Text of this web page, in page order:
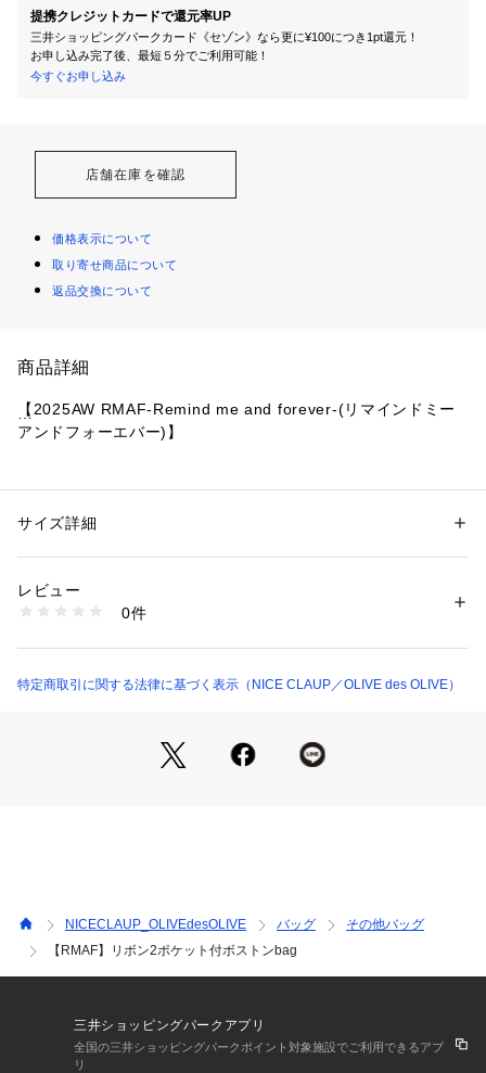
提携クレジットカードで還元率UP
三井ショッピングパークカード《セゾン》なら更に¥100につき1pt還元！
お申し込み完了後、最短５分でご利用可能！
今すぐお申し込み
店舗在庫を確認
価格表示について
取り寄せ商品について
返品交換について
商品詳細
【2025AW RMAF-Remind me and forever-(リマインドミー
アンドフォーエバー)】
＜ お気に入り追加がおすすめ ＞
・「?お気に入りブランドに追加」で新商品・再入荷・セール
などお得な情報を受け取ることができます。
また、ご覧いただいているモニター画面や、お使いのブラウザ
性別：レディース
素材：合成皮革
商品番号：
5052120220 （ショップ）
サイズ詳細
レビュー
0件
特定商取引に関する法律に基づく表示（NICE CLAUP／OLIVE des OLIVE）
NICECLAUP_OLIVEdesOLIVE バッグ
その他バッグ
【RMAF】リボン2ポケット付ボストンbag
三井ショッピングパークアプリ
全国の三井ショッピングパークポイント対象施設でご利用できるアプ
リ